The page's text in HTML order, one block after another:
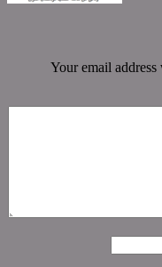
Your email